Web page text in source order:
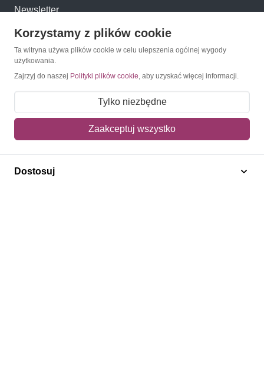
Newsletter
Konto
Moje konto
Mój koszyk
Adres dostawy
Polecamy
Korzystamy z plików cookie
Ta witryna używa plików cookie w celu ulepszenia ogólnej wygody
użytkowania.
Zajrzyj do naszej Polityki plików cookie, aby uzyskać więcej informacji.
Tylko niezbędne
Zaakceptuj wszystko
Dostosuj